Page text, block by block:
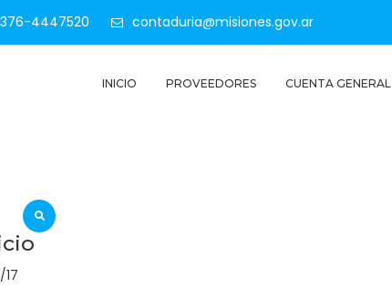
4447520 contaduria@misiones.gov.ar
INICIO PROVEEDORES CUENTA GENERAL